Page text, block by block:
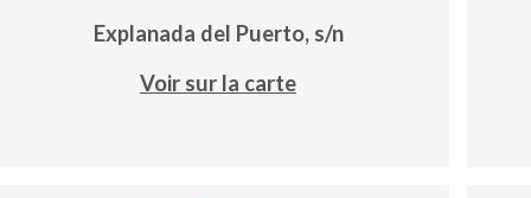
Explanada del Puerto, s/n
Voir sur la carte